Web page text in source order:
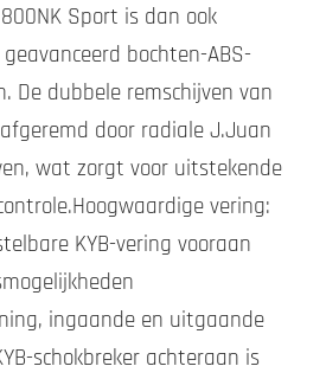
800NK Sport is dan ook
bochten-ABS-
De dubbele remschijven van
door radiale J.Juan
wat zorgt voor uitstekende
vering:
KYB-vering vooraan
ingaande en uitgaande
schokbreker achteraan is